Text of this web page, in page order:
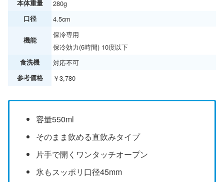
本体重量 280g
口径 4.5cm
機能
保冷専用
保冷効力(6時間) 10度以下
食洗機 対応不可
参考価格 ￥3,780
容量550ml
そのまま飲める直飲みタイプ
片手で開くワンタッチオープン
氷もスッポリ口径45mm